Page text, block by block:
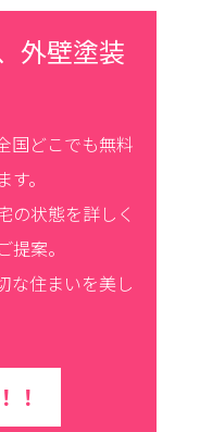
外壁塗装
国どこでも無料
。
の状態を詳しく
案。
な住まいを美し
！